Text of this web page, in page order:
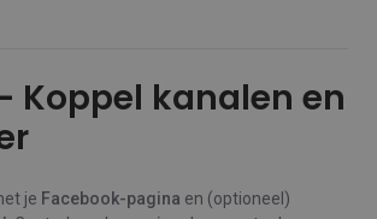
Koppel kanalen en
je Facebook‑pagina en (optioneel)